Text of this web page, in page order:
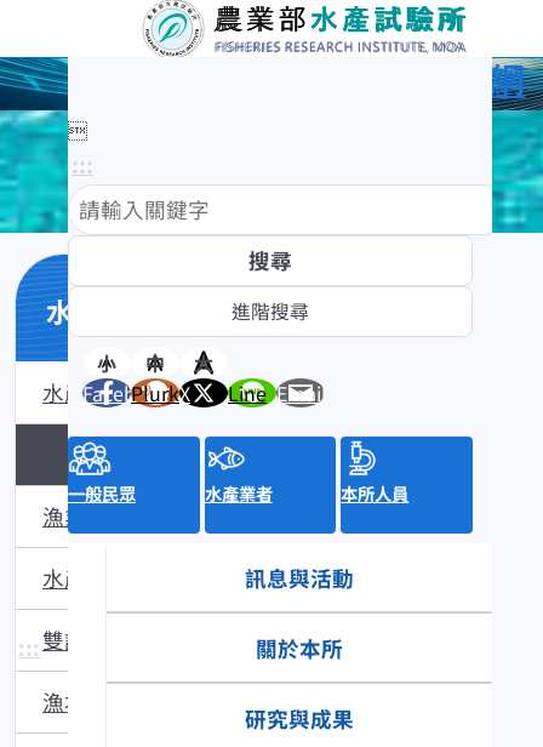
農業部水產試驗所全球資訊網

:::
小 中
大
Facebook
PlurkX Line Email
一般民眾 水產業者 本所人員
訊息與活動
關於本所
研究與成果
:::
水產知識館
水產數位典藏
水產知識淺說
漁業問答
水產主題館
雙語辭彙
漁場動態